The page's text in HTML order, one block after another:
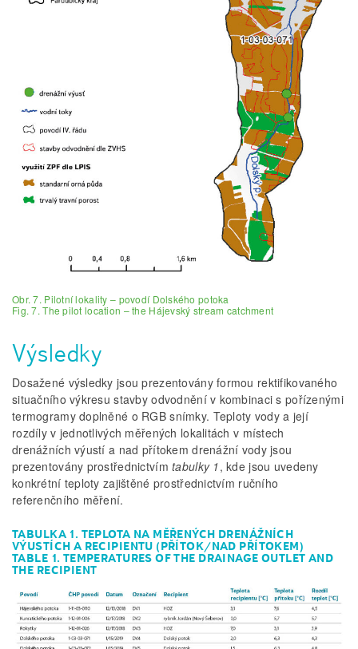
Obr. 7. Pilotní lokality – povodí Dolského potoka
Fig. 7. The pilot location – the Hájevský stream catchment
Výsledky
Dosažené výsledky jsou prezentovány formou rektifikovaného
situačního výkresu stavby odvodnění v kombinaci s pořízenými
termogramy doplněné o RGB snímky. Teploty vody a její
rozdíly v jednotlivých měřených lokalitách v místech
drenážních výustí a nad přítokem drenážní vody jsou
prezentovány prostřednictvímtabulky 1, kde jsou uvedeny
konkrétní teploty zajištěné prostřednictvím ručního
referenčního měření.
TABULKA 1. TEPLOTA NA MĚŘENÝCH DRENÁŽNÍCH
VÝUSTÍCH A RECIPIENTU (PŘÍTOK/NAD PŘÍTOKEM)
TABLE 1. TEMPERATURES OF THE DRAINAGE OUTLET AND
THE RECIPIENT